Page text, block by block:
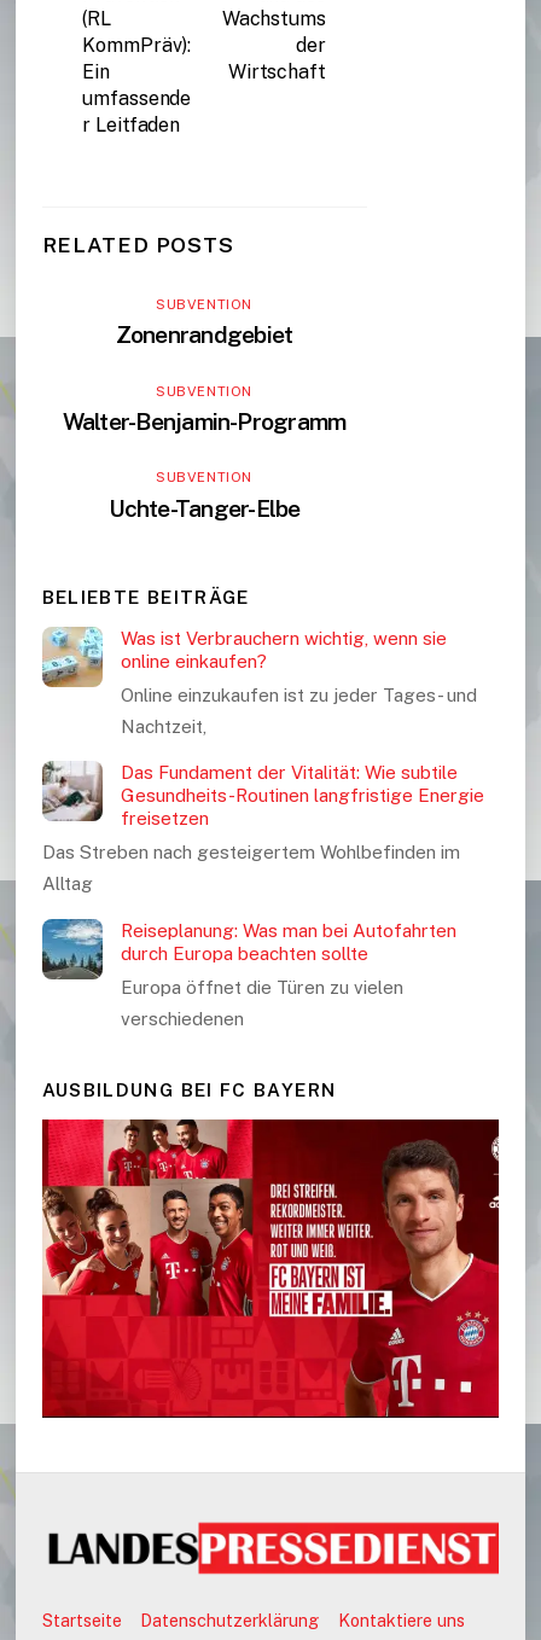
(RL
KommPräv):
Ein
umfassende
r Leitfaden
Wachstums
der
Wirtschaft
RELATED POSTS
SUBVENTION
Zonenrandgebiet
SUBVENTION
Walter-Benjamin-Programm
SUBVENTION
Uchte-Tanger-Elbe
BELIEBTE BEITRÄGE
Was ist Verbrauchern wichtig, wenn sie
online einkaufen?
Online einzukaufen ist zu jeder Tages- und
Nachtzeit,
Das Fundament der Vitalität: Wie subtile
Gesundheits-Routinen langfristige Energie
freisetzen
Das Streben nach gesteigertem Wohlbefinden im
Alltag
Reiseplanung: Was man bei Autofahrten
durch Europa beachten sollte
Europa öffnet die Türen zu vielen
verschiedenen
AUSBILDUNG BEI FC BAYERN
Startseite Datenschutzerklärung
Kontaktiere uns